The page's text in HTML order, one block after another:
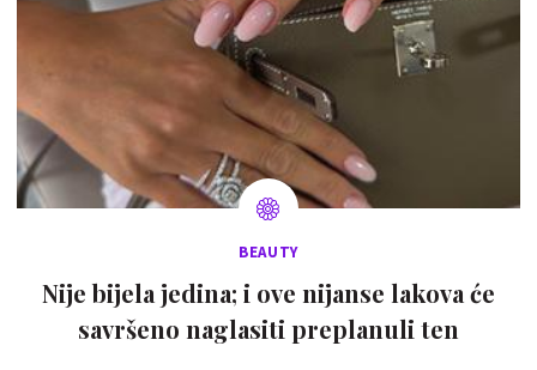
BEAUTY
Nije bijela jedina; i ove nijanse lakova će
savršeno naglasiti preplanuli ten